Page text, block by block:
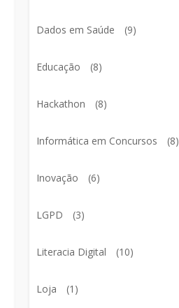
Dados em Saúde (9)
Educação (8)
Hackathon (8)
Informática em Concursos (8)
Inovação (6)
LGPD (3)
Literacia Digital (10)
Loja (1)